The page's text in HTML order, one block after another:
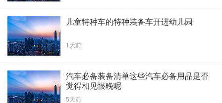
儿童特种车的特种装备车开进幼儿园
1天前
汽车必备装备清单这些汽车必备用品是否
觉得相见恨晚呢
5天前